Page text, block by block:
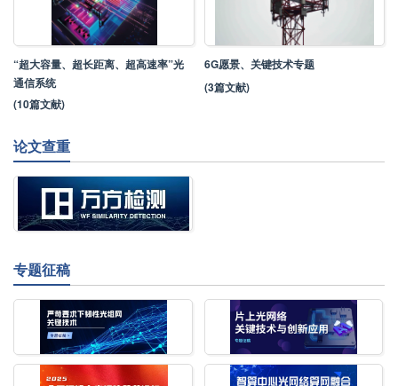
“超大容量、超长距离、超高速率”光
通信系统
(10篇文献)
6G愿景、关键技术专题
(3篇文献)
论文查重
专题征稿